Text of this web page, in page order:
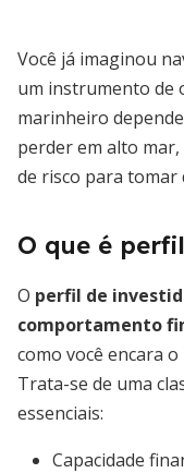
Você já imaginou
um instrumento de
marinheiro
perder em alto
de risco para tomar
O que é
O perfil de
comportamento
como você encara
Trata-se de uma
essenciais:
Capacidade